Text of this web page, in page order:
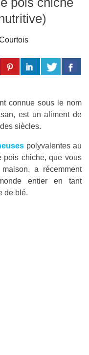
connue sous le nom
est un aliment de
siècles.
polyvalentes au
pois chiche, que vous
a récemment
entier en tant
de blé.